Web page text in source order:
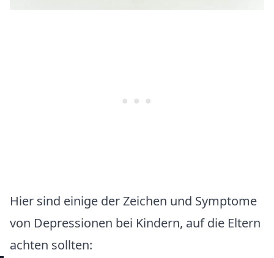
Hier sind einige der Zeichen und Symptome
von Depressionen bei Kindern, auf die Eltern
achten sollten: